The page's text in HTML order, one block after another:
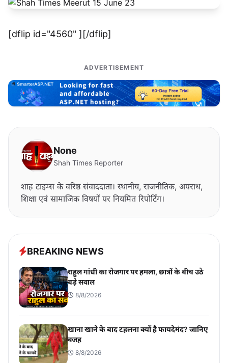
[dflip id="4560" ][/dflip]
ADVERTISEMENT
None
Shah Times Reporter
शाह टाइम्स के वरिष्ठ संवाददाता। स्थानीय, राजनीतिक, अपराध,
शिक्षा एवं सामाजिक विषयों पर नियमित रिपोर्टिंग।
BREAKING NEWS
राहुल गांधी का रोजगार पर हमला, छात्रों के बीच उठे
बड़े सवाल
8/8/2026
खाना खाने के बाद टहलना क्यों है फायदेमंद? जानिए
वजह
8/8/2026